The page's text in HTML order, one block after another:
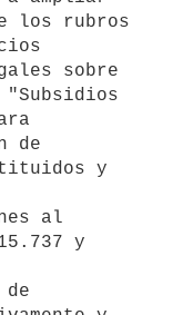
los rubros
sobre
de
y
al
y